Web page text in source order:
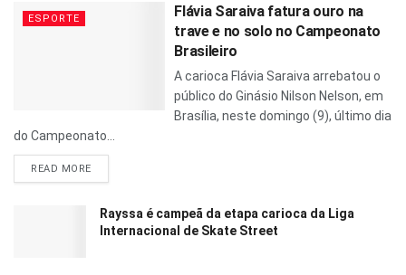
ESPORTE
Flávia Saraiva fatura ouro na
trave e no solo no Campeonato
Brasileiro
A carioca Flávia Saraiva arrebatou o
público do Ginásio Nilson Nelson, em
Brasília, neste domingo (9), último dia
do Campeonato...
READ MORE
Rayssa é campeã da etapa carioca da Liga
Internacional de Skate Street